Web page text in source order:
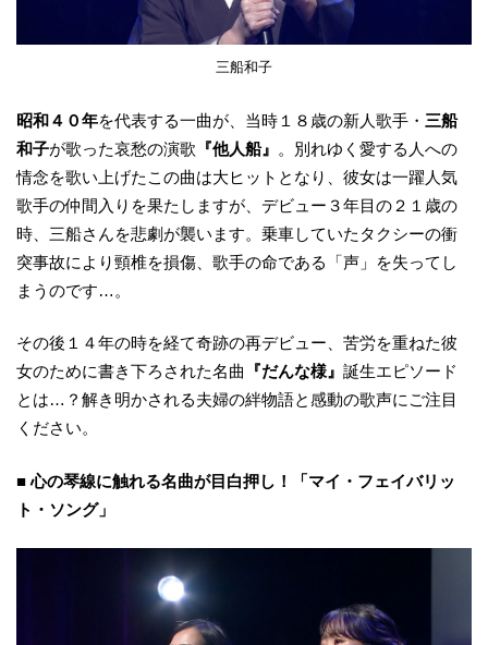
三船和子
昭和４０年を代表する一曲が、当時１８歳の新人歌手・ 三船
和子が歌った哀愁の演歌 『他人船』 。別れゆく愛する人への
情念を歌い上げたこの曲は大ヒットとなり、彼女は一躍人気
歌手の仲間入りを果たしますが、デビュー３年目の２１歳の
時、三船さんを悲劇が襲います。乗車していたタクシーの衝
突事故により頸椎を損傷、歌手の命である「声」を失ってし
まうのです…。
その後１４年の時を経て奇跡の再デビュー、苦労を重ねた彼
女のために書き下ろされた名曲
『だんな様』 誕生エピソード
とは…？解き明かされる夫婦の絆物語と感動の歌声にご注目
ください。
■ 心の琴線に触れる名曲が目白押し！「マイ・フェイバリッ
ト・ソング」